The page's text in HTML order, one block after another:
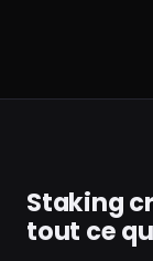
Staking
tout ce